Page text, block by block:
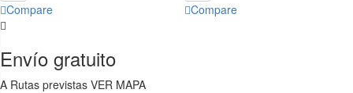
Compare Compare
Envío gratuito
A Rutas previstas VER MAPA